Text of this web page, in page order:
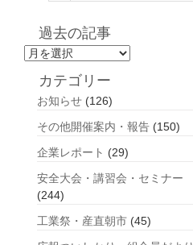
過去の記事
過
カテゴリー
お知らせ (126)
その他開催案内・報告 (150)
企業レポート (29)
安全大会・講習会・セミナー
(244)
工業祭・産直朝市 (45)